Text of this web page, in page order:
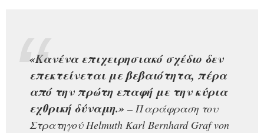
«Κανένα επιχειρησιακό σχέδιο δεν
επεκτείνεται με βεβαιότητα, πέρα
από την πρώτη επαφή με την κύρια
εχθρική δύναμη.» – Παράφραση του
Στρατηγού Helmuth Karl Bernhard Graf von